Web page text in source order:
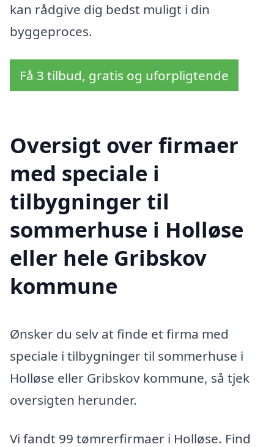
kan rådgive dig bedst muligt i din
byggeproces.
Få 3 tilbud, gratis og uforpligtende
Oversigt over firmaer
med speciale i
tilbygninger til
sommerhuse i Holløse
eller hele Gribskov
kommune
Ønsker du selv at finde et firma med
speciale i tilbygninger til sommerhuse i
Holløse eller Gribskov kommune, så tjek
oversigten herunder.
Vi fandt 99 tømrerfirmaer i Holløse. Find